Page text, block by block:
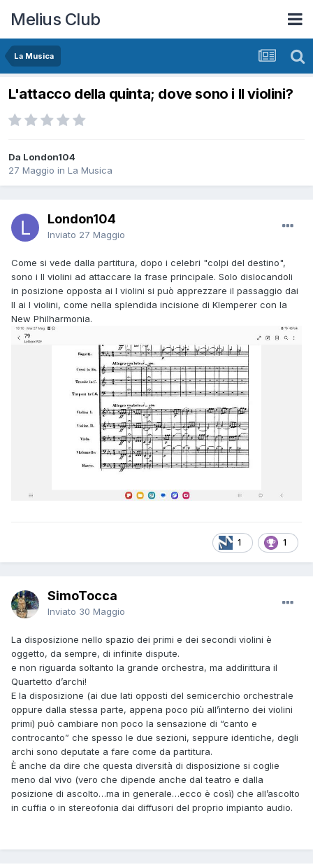
Melius Club
La Musica
L'attacco della quinta; dove sono i II violini?
Da London104
27 Maggio in La Musica
London104
Inviato 27 Maggio
Come si vede dalla partitura, dopo i celebri "colpi del destino",
sono i II violini ad attaccare la frase principale. Solo dislocandoli
in posizione opposta ai I violini si può apprezzare il passaggio dai
II ai I violini, come nella splendida incisione di Klemperer con la
New Philharmonia.
1 1
SimoTocca
Inviato 30 Maggio
La disposizione nello spazio dei primi e dei secondi violini è
oggetto, da sempre, di infinite dispute.
e non riguarda soltanto la grande orchestra, ma addirittura il
Quartetto d’archi!
E la disposizione (ai due lati opposti del semicerchio orchestrale
oppure dalla stessa parte, appena poco più all’interno dei violini
primi) può cambiare non poco la sensazione di “canto e
controcanto” che spesso le due sezioni, seppure identiche, degli
archi sono deputate a fare come da partitura.
È anche da dire che questa diversità di disposizione si coglie
meno dal vivo (vero che dipende anche dal teatro e dalla
posizione di ascolto…ma in generale…ecco è così) che all’ascolto
in cuffia o in stereofonia dai diffusori del proprio impianto audio.